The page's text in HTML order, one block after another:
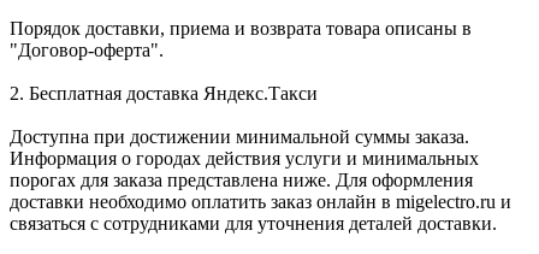
Порядок доставки, приема и возврата товара описаны в
"Договор-оферта".
2. Бесплатная доставка Яндекс.Такси
Доступна при достижении минимальной суммы заказа.
Информация о городах действия услуги и минимальных
порогах для заказа представлена ниже. Для оформления
доставки необходимо оплатить заказ онлайн в migelectro.ru и
связаться с сотрудниками для уточнения деталей доставки.